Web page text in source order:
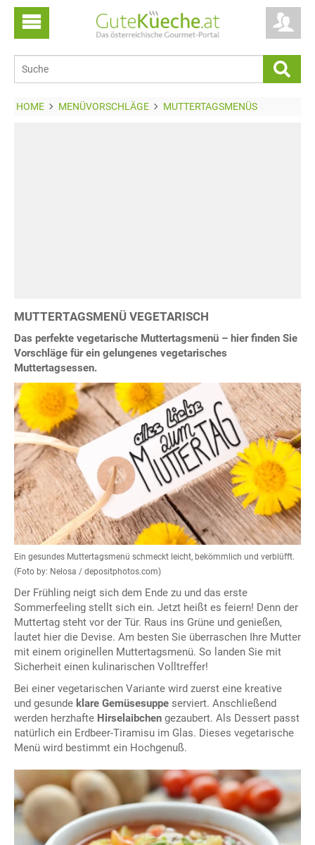
HOME MENÜVORSCHLÄGE MUTTERTAGSMENÜS
MUTTERTAGSMENÜ VEGETARISCH
Das perfekte vegetarische Muttertagsmenü – hier finden Sie
Vorschläge für ein gelungenes vegetarisches
Muttertagsessen.
Ein gesundes Muttertagsmenü schmeckt leicht, bekömmlich und verblüfft.
(Foto by: Nelosa / depositphotos.com)
Der Frühling neigt sich dem Ende zu und das erste
Sommerfeeling stellt sich ein. Jetzt heißt es feiern! Denn der
Muttertag steht vor der Tür. Raus ins Grüne und genießen,
lautet hier die Devise. Am besten Sie überraschen Ihre Mutter
mit einem originellen Muttertagsmenü. So landen Sie mit
Sicherheit einen kulinarischen Volltreffer!
Bei einer vegetarischen Variante wird zuerst eine kreative
und gesunde klare Gemüsesuppe serviert. Anschließend
werden herzhafte Hirselaibchen gezaubert. Als Dessert passt
natürlich ein Erdbeer-Tiramisu im Glas. Dieses vegetarische
Menü wird bestimmt ein Hochgenuß.